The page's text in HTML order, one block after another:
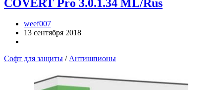
COVERT Pro 3.0.1.34 ML/Rus
weef007
13 сентября 2018
Софт для защиты /Антишпионы